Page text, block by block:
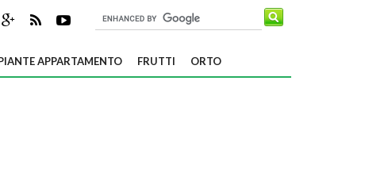
APPARTAMENTO FRUTTI ORTO